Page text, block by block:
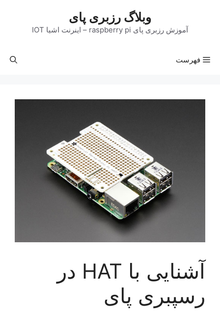
وبلاگ رزبری پای
آموزش رزبری پای raspberry pi – اینرنت اشیا IOT
فهرست
آشنایی با HAT در
رسپبری پای